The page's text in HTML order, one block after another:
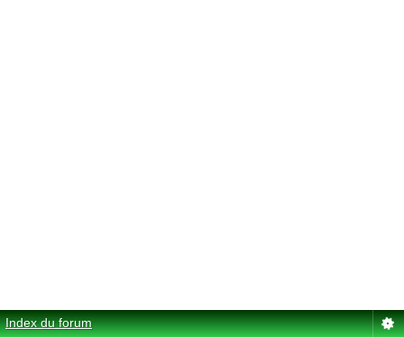
Index du forum